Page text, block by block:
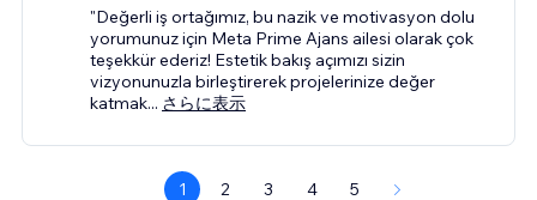
"Değerli iş ortağımız, bu nazik ve motivasyon dolu
yorumunuz için Meta Prime Ajans ailesi olarak çok
teşekkür ederiz! Estetik bakış açımızı sizin
vizyonunuzla birleştirerek projelerinize değer
katmak... さらに表示
1 2 3 4 5